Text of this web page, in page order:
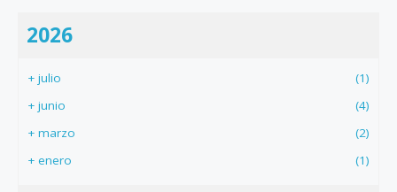
2026
+ julio
(1)
+ junio
(4)
+ marzo
(2)
+ enero (1)